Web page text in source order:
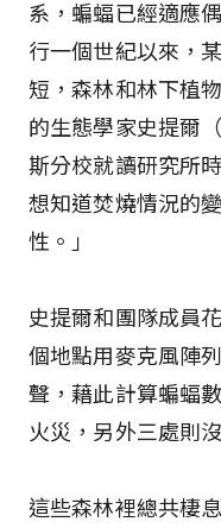
系，蝙蝠已經適應
行一個世紀以來，
短，森林和林下植
的生態學家史提爾
斯分校就讀研究所
想知道焚燒情況的
性。」
史提爾和團隊成員
個地點用麥克風陣
聲，藉此計算蝙蝠
火災，另外三處則
這些森林裡總共棲